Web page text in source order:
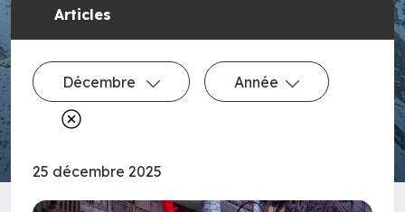
Articles
Décembre Année
25 décembre 2025